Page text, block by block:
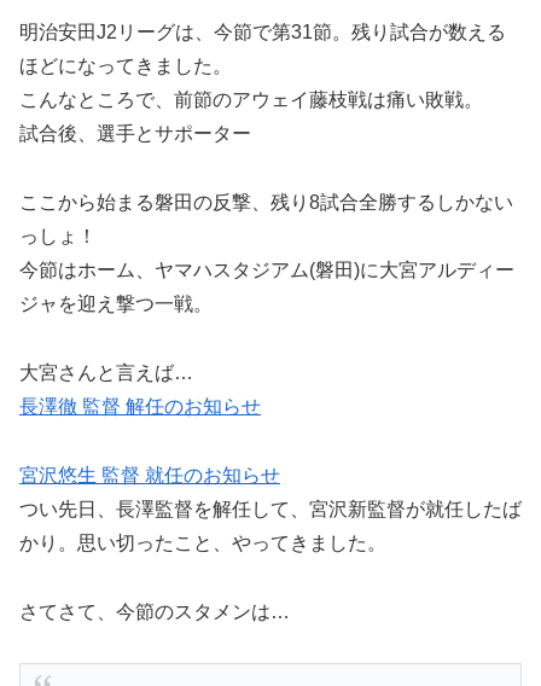
明治安田J2リーグは、今節で第31節。残り試合が数える
ほどになってきました。
こんなところで、前節のアウェイ藤枝戦は痛い敗戦。
試合後、選手とサポーター
ここから始まる磐田の反撃、残り8試合全勝するしかない
っしょ！
今節はホーム、ヤマハスタジアム(磐田)に大宮アルディー
ジャを迎え撃つ一戦。
大宮さんと言えば…
長澤徹 監督 解任のお知らせ
宮沢悠生 監督 就任のお知らせ
つい先日、長澤監督を解任して、宮沢新監督が就任したば
かり。思い切ったこと、やってきました。
さてさて、今節のスタメンは…